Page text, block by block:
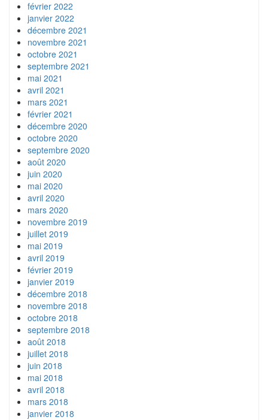
février 2022
janvier 2022
décembre 2021
novembre 2021
octobre 2021
septembre 2021
mai 2021
avril 2021
mars 2021
février 2021
décembre 2020
octobre 2020
septembre 2020
août 2020
juin 2020
mai 2020
avril 2020
mars 2020
novembre 2019
juillet 2019
mai 2019
avril 2019
février 2019
janvier 2019
décembre 2018
novembre 2018
octobre 2018
septembre 2018
août 2018
juillet 2018
juin 2018
mai 2018
avril 2018
mars 2018
janvier 2018